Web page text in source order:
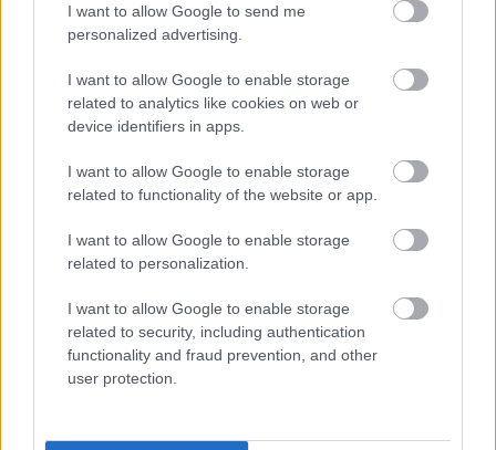
I want to allow Google to send me
personalized advertising.
I want to allow Google to enable storage
related to analytics like cookies on web or
device identifiers in apps.
I want to allow Google to enable storage
related to functionality of the website or app.
I want to allow Google to enable storage
related to personalization.
I want to allow Google to enable storage
related to security, including authentication
functionality and fraud prevention, and other
user protection.
játékára!
| 2018.01.02 11:31
Most, hogy a legfontosabb kategóriákon már túl vagyunk,
ideje megválasztani a 2017-es év abszolút győztesét.